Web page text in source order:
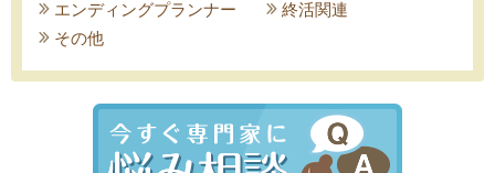
エンディングプランナー
終活関連
その他